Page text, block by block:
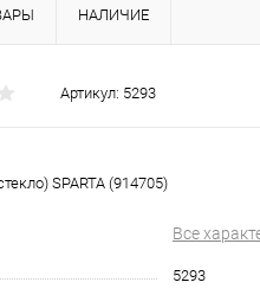
НАЛИЧИЕ
Артикул: 5293
SPARTA (914705)
Все
5293